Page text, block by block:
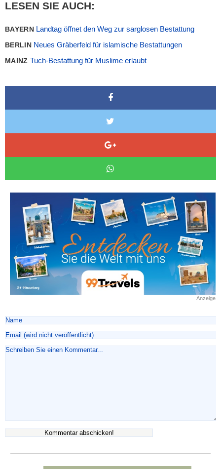
LESEN SIE AUCH:
BAYERN Landtag öffnet den Weg zur sarglosen Bestattung
BERLIN Neues Gräberfeld für islamische Bestattungen
MAINZ Tuch-Bestattung für Muslime erlaubt
Anzeige